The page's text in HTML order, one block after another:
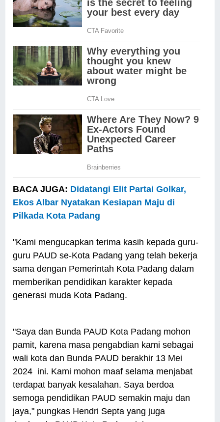
BACA JUGA: Didatangi Elit Partai Golkar,
Ekos Albar Nyatakan Kesiapan Maju di
Pilkada Kota Padang
"Kami mengucapkan terima kasih kepada guru-
guru PAUD se-Kota Padang yang telah bekerja
sama dengan Pemerintah Kota Padang dalam
memberikan pendidikan karakter kepada
generasi muda Kota Padang.
"Saya dan Bunda PAUD Kota Padang mohon
pamit, karena masa pengabdian kami sebagai
wali kota dan Bunda PAUD berakhir 13 Mei
2024 ini. Kami mohon maaf selama menjabat
terdapat banyak kesalahan. Saya berdoa
semoga pendidikan PAUD semakin maju dan
jaya," pungkas Hendri Septa yang juga